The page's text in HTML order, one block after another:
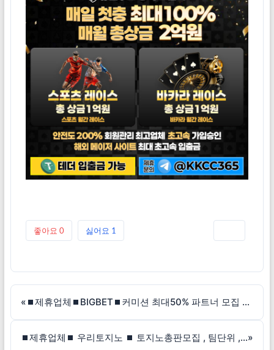
좋아요 0 싫어요 1
« ⏹제휴업체⏹BIGBET⏹커미션 최대50% 파트너 모집 자본력 최고!
⏹제휴업체⏹ 우리토지노 ⏹ 토지노총판모집 , 팀단위 , 경력자 커미션 40%~»